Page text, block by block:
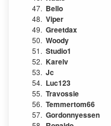
47. Bello
48. Viper
49. Greetdax
50. Woody
51. Studio1
52. Karelv
53. Jc
54. Luc123
55. Travossie
56. Temmertom66
57. Gordonnyessen